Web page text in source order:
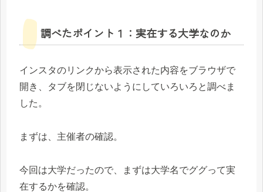
調べたポイント１：実在する大学なのか
インスタのリンクから表示された内容をブラウザで
開き、タブを閉じないようにしていろいろと調べま
した。
まずは、主催者の確認。
今回は大学だったので、まずは大学名でググって実
在するかを確認。